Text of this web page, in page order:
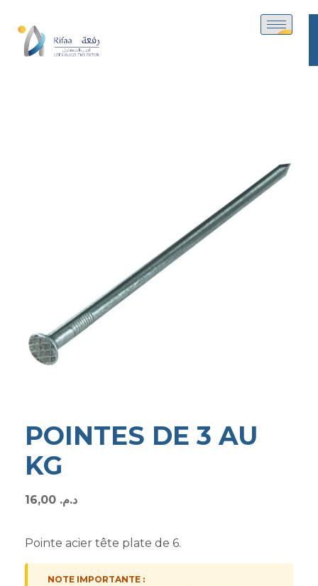
POINTES DE 3 AU
KG
د.م.
Pointe acier tête plate de 6.
NOTE IMPORTANTE :